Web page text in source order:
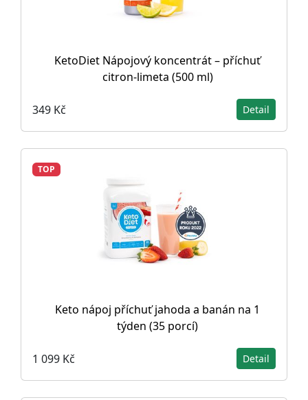
KetoDiet Nápojový koncentrát – příchuť
citron-limeta (500 ml)
349 Kč Detail
TOP
Keto nápoj příchuť jahoda a banán na 1
týden (35 porcí)
1 099 Kč Detail